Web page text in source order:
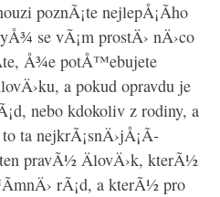
poznÃ¡te nejlepÅ¡Ã­ho
se vÃ¡m prostÄ› nÄ›co
Å¾e potÅ™ebujete
a pokud opravdu je
nebo kdokoliv z rodiny, a
ta nejkrÃ¡snÄ›jÅ¡Ã­
pravÃ½ ÄlovÄ›k, kterÃ½
rÃ¡d, a kterÃ½ pro